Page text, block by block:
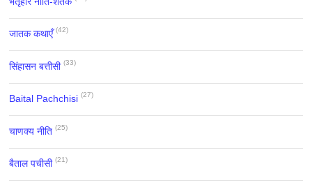
जातक कथाएँ (42)
सिंहासन बत्तीसी (33)
Baital Pachchisi (27)
चाणक्य नीति (25)
बैताल पचीसी (21)